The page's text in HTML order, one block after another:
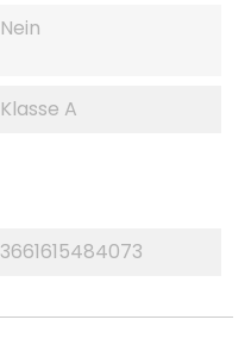
Nein
Klasse A
3661615484073